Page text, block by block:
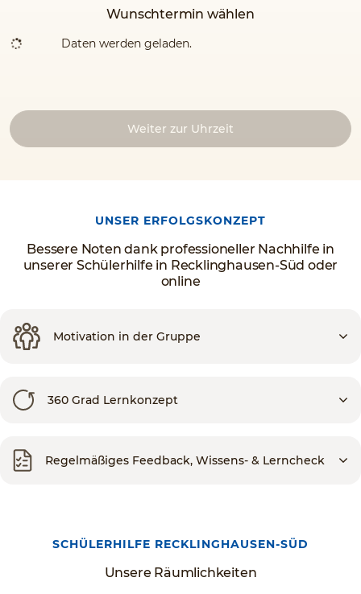
Wunschtermin wählen
Daten werden geladen.
Weiter zur Uhrzeit
UNSER ERFOLGSKONZEPT
Bessere Noten dank professioneller Nachhilfe in
unserer Schülerhilfe in Recklinghausen-Süd oder
online
Motivation in der Gruppe
360 Grad Lernkonzept
Regelmäßiges Feedback, Wissens- & Lerncheck
SCHÜLERHILFE RECKLINGHAUSEN-SÜD
Unsere Räumlichkeiten